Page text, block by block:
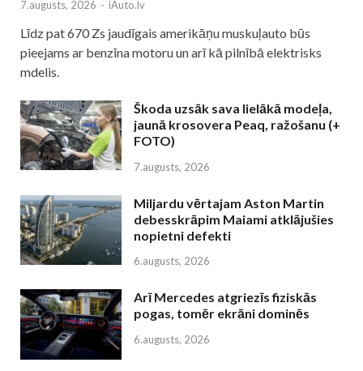
7.augusts, 2026 - iAuto.lv
Līdz pat 670 Zs jaudīgais amerikāņu muskuļauto būs
pieejams ar benzīna motoru un arī kā pilnībā elektrisks
mdelis.
Škoda uzsāk sava lielākā modeļa,
jaunā krosovera Peaq, ražošanu (+
FOTO)
7.augusts, 2026
Miljardu vērtajam Aston Martin
debesskrāpim Maiami atklājušies
nopietni defekti
6.augusts, 2026
Arī Mercedes atgriezīs fiziskās
pogas, tomēr ekrāni dominēs
6.augusts, 2026